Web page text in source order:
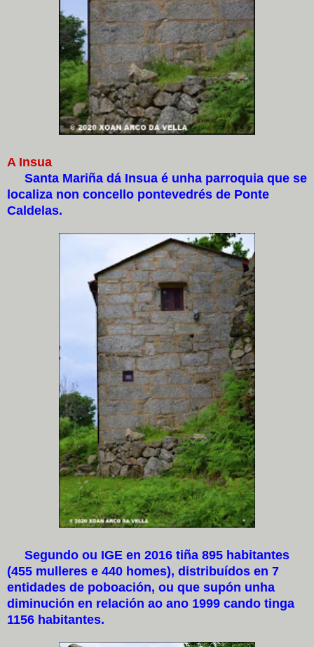
A Insua
Santa Mariña dá Insua é unha parroquia que se
localiza non concello pontevedrés de Ponte
Caldelas.
Segundo ou IGE en 2016 tiña 895 habitantes
(455 mulleres e 440 homes), distribuídos en 7
entidades de poboación, ou que supón unha
diminución en relación ao ano 1999 cando tinga
1156 habitantes.